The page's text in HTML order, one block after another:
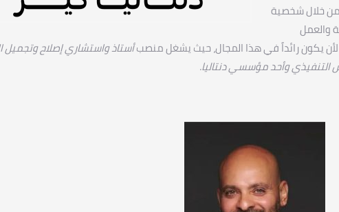
من خلال شخصية
والعمل
لأن يكون رائداً في هذا المجال، حيث يشغل منصبأستاذ واستشاري إصلاح وتجميل
التنفيذي وأحد مؤسسي دنتاليا.